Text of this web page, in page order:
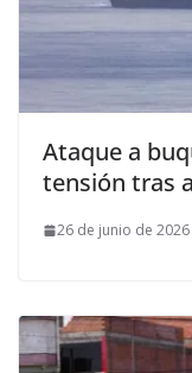
Ataque a
tensión tras
26 de junio de 2026